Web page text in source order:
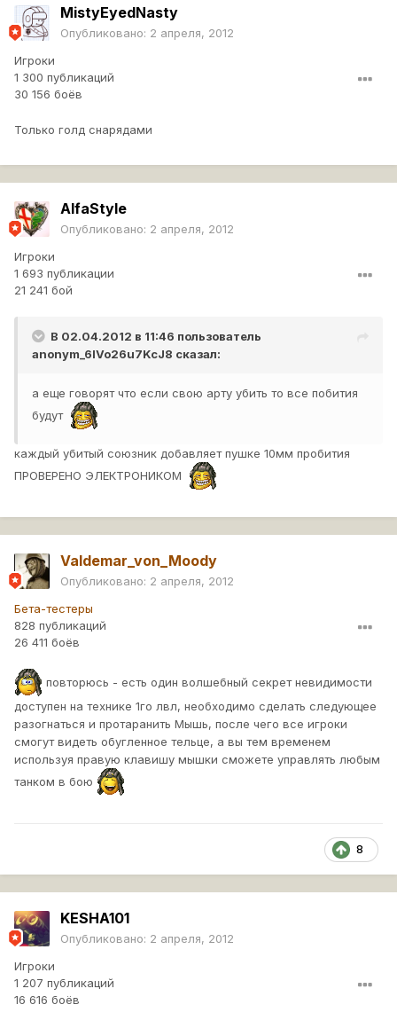
MistyEyedNasty
Опубликовано: 2 апреля, 2012
Игроки
1 300 публикаций
30 156 боёв
Только голд снарядами
AlfaStyle
Опубликовано: 2 апреля, 2012
Игроки
1 693 публикации
21 241 бой
В 02.04.2012 в 11:46 пользователь
anonym_6IVo26u7KcJ8 сказал:
а еще говорят что если свою арту убить то все побития
будут
каждый убитый союзник добавляет пушке 10мм пробития
ПРОВЕРЕНО ЭЛЕКТРОНИКОМ
Valdemar_von_Moody
Опубликовано: 2 апреля, 2012
Бета-тестеры
828 публикаций
26 411 боёв
повторюсь - есть один волшебный секрет невидимости
доступен на технике 1го лвл, необходимо сделать следующее
разогнаться и протаранить Мышь, после чего все игроки
смогут видеть обугленное тельце, а вы тем временем
используя правую клавишу мышки сможете управлять любым
танком в бою
8
KESHA101
Опубликовано: 2 апреля, 2012
Игроки
1 207 публикаций
16 616 боёв